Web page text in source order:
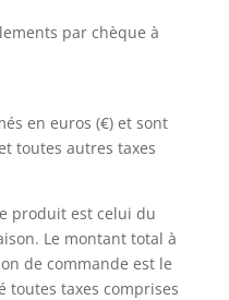
par chèque à
en euros (€) et sont
toutes autres taxes
produit est celui du
Le montant total à
de commande est le
toutes taxes comprises